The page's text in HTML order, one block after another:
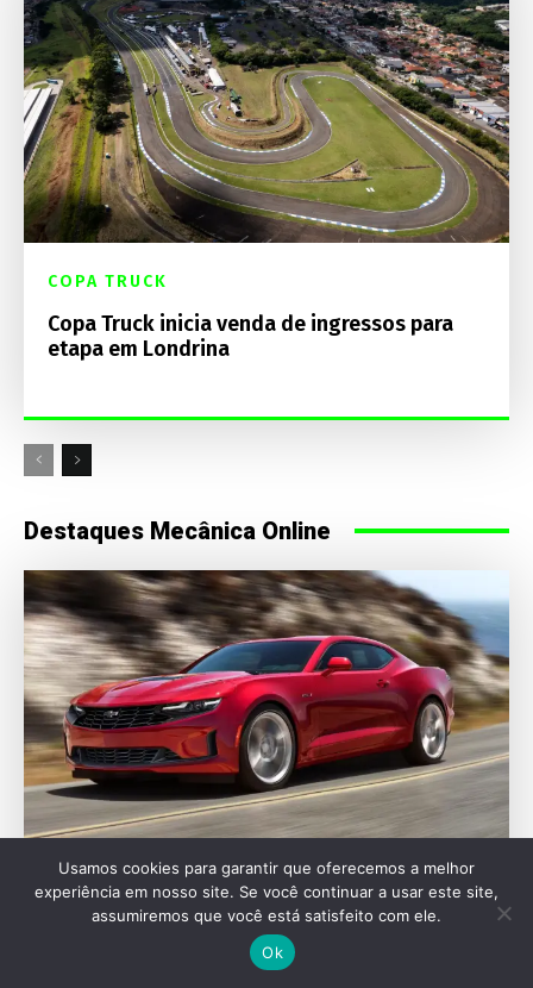
COPA TRUCK
Copa Truck inicia venda de ingressos para
etapa em Londrina
Destaques Mecânica Online
AUTOMOTIVAS
Chevrolet Camaro pode voltar como sedã em
2029 e desafiar puristas
Usamos cookies para garantir que oferecemos a melhor
experiência em nosso site. Se você continuar a usar este site,
assumiremos que você está satisfeito com ele.
Ok